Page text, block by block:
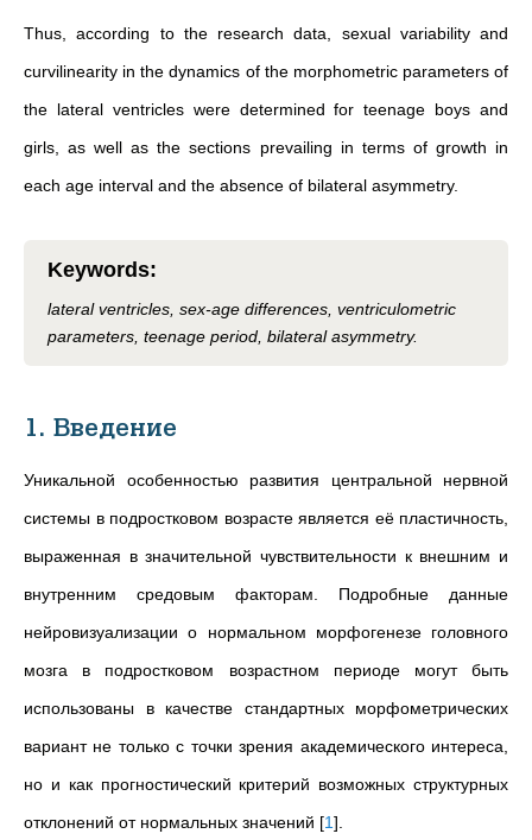
Thus, according to the research data, sexual variability and
curvilinearity in the dynamics of the morphometric parameters of
the lateral ventricles were determined for teenage boys and
girls, as well as the sections prevailing in terms of growth in
each age interval and the absence of bilateral asymmetry.
Keywords:
lateral ventricles, sex-age differences, ventriculometric
parameters, teenage period, bilateral asymmetry.
1. Введение
Уникальной особенностью развития центральной нервной
системы в подростковом возрасте является её пластичность,
выраженная в значительной чувствительности к внешним и
внутренним средовым факторам. Подробные данные
нейровизуализации о нормальном морфогенезе головного
мозга в подростковом возрастном периоде могут быть
использованы в качестве стандартных морфометрических
вариант не только с точки зрения академического интереса,
но и как прогностический критерий возможных структурных
отклонений от нормальных значений [1]